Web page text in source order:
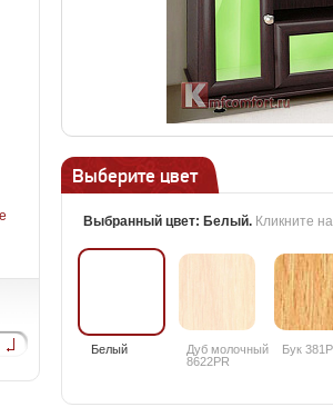
Выберите цвет
Выбранный цвет: Белый. Кликните
Белый
Дуб молочный
8622PR
Бук